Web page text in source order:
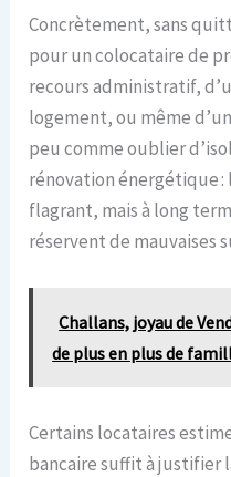
Concrètement, sans
pour un colocataire de
recours administratif,
logement, ou même
peu comme oublier
rénovation énergétique :
flagrant, mais à long
réservent de mauvaises
Challans, joyau de
de plus en plus de
Certains locataires
bancaire suffit à justifier